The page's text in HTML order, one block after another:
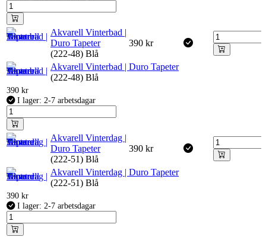
Akvarell Vinterbad |
Duro Tapeter
(222-48) Blå
390 kr
Akvarell Vinterbad | Duro Tapeter
(222-48) Blå
390 kr
I lager: 2-7 arbetsdagar
Akvarell Vinterdag |
Duro Tapeter
(222-51) Blå
390 kr
Akvarell Vinterdag | Duro Tapeter
(222-51) Blå
390 kr
I lager: 2-7 arbetsdagar